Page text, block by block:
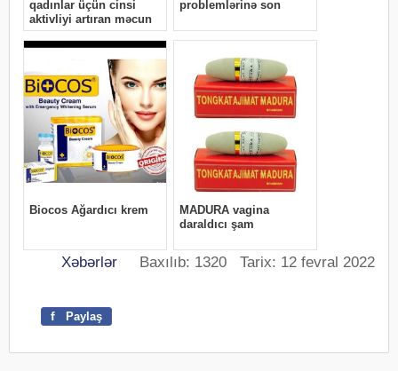
Xəbərlər Baxılıb: 1320 Tarix: 12 fevral 2022
f Paylaş